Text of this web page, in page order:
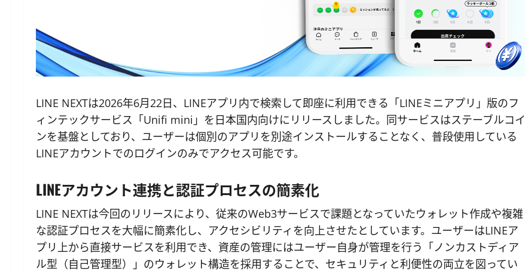
LINE NEXTは2026年6月22日、LINEアプリ内で検索して即座に利用できる「LINEミニアプリ」版のフ
ィンテックサービス「Unifi mini」を日本国内向けにリリースしました。同サービスはステーブルコイ
ンを基盤としており、ユーザーは個別のアプリを別途インストールすることなく、普段使用している
LINEアカウントでのログインのみでアクセス可能です。
LINEアカウント連携と認証プロセスの簡素化
LINE NEXTは今回のリリースにより、従来のWeb3サービスで課題となっていたウォレット作成や複雑
な認証プロセスを大幅に簡素化し、アクセシビリティを向上させたとしています。ユーザーはLINEア
プリ上から直接サービスを利用でき、資産の管理にはユーザー自身が管理を行う「ノンカストディア
ル型（自己管理型）」のウォレット構造を採用することで、セキュリティと利便性の両立を図ってい